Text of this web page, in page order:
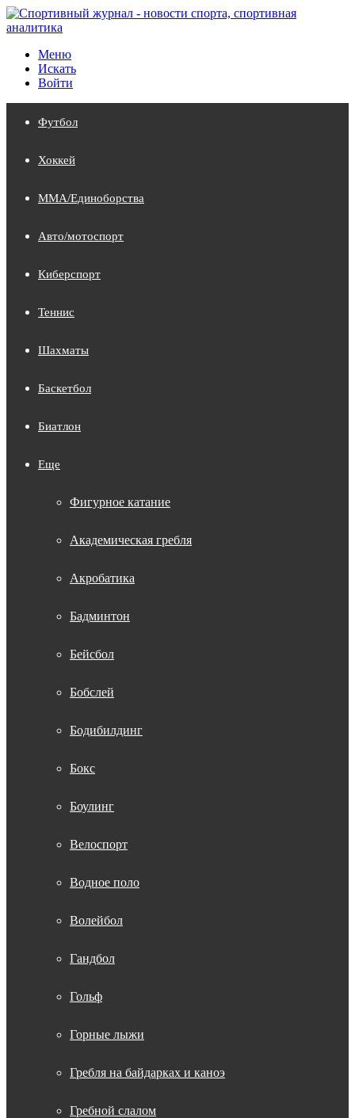
Меню
Искать
Войти
Футбол
Хоккей
MMA/Единоборства
Авто/мотоспорт
Киберспорт
Теннис
Шахматы
Баскетбол
Биатлон
Еще
Фигурное катание
Академическая гребля
Акробатика
Бадминтон
Бейсбол
Бобслей
Бодибилдинг
Бокс
Боулинг
Велоспорт
Водное поло
Волейбол
Гандбол
Гольф
Горные лыжи
Гребля на байдарках и каноэ
Гребной слалом